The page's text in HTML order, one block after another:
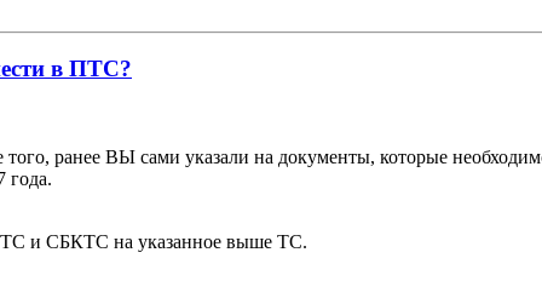
в ПТС?
ранее ВЫ сами указали на документы, которые
года.
и СБКТС на указанное выше ТС.